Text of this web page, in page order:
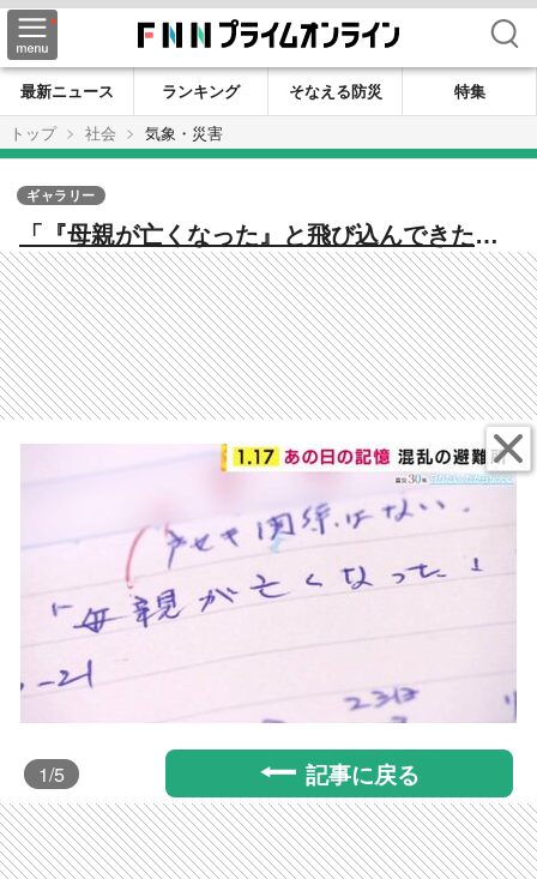
検索
最新ニュース ランキング そなえる防災
特集
トップ
社会 気象・災害
「『母親が亡くなった』と飛び込んできた」
あの日記されたノート 避難所運営に携わっ
た男性の心は今も元に戻らない【震災30年】
ギャラリー
1/5 記事に戻る